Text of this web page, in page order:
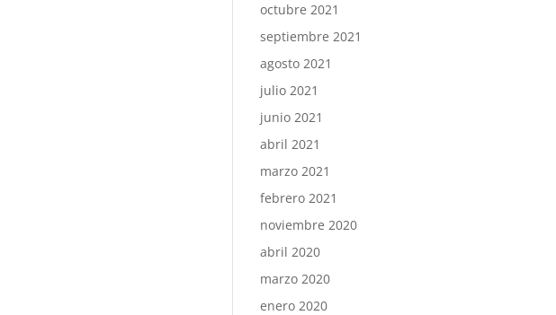
octubre 2021
septiembre 2021
agosto 2021
julio 2021
junio 2021
abril 2021
marzo 2021
febrero 2021
noviembre 2020
abril 2020
marzo 2020
enero 2020